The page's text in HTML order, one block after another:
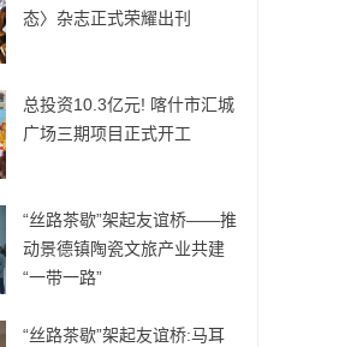
态〉杂志正式荣耀出刊
总投资10.3亿元! 喀什市汇城
广场三期项目正式开工
“丝路茶歇”架起友谊桥——推
动景德镇陶瓷文旅产业共建
“一带一路”
“丝路茶歇”架起友谊桥:马耳